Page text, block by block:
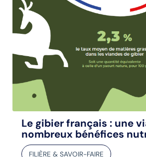
Le gibier français : une
nombreux bénéfices
FILIÈRE & SAVOIR-FAIRE